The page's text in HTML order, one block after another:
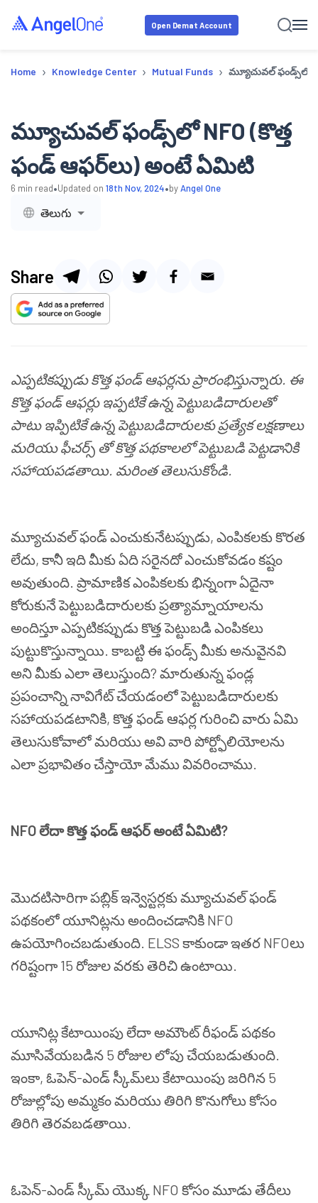
Open Demat Account
Home › Knowledge Center › Mutual Funds › మ్యూచువల్ ఫండ్స్‌లో
మ్యూచువల్ ఫండ్స్‌లో NFO (కొత్త
ఫండ్ ఆఫర్‌లు) అంటే ఏమిటి
6 min read•Updated on 18th Nov, 2024•byAngel One
తెలుగు
Share
ఎప్పటికప్పుడు కొత్త ఫండ్ ఆఫర్లను ప్రారంభిస్తున్నారు. ఈ
కొత్త ఫండ్ ఆఫర్లు ఇప్పటికే ఉన్న పెట్టుబడిదారులతో
పాటు ఇప్పిటికే ఉన్న పెట్టుబడిదారులకు ప్రత్యేకలక్షణాలు
మరియు ఫీచర్స్ తోకొత్త పథకాలలోపెట్టుబడి పెట్టడానికి
సహాయపడతాయి. మరింత తెలుసుకోండి.
మ్యూచువల్ఫండ్ ఎంచుకునేటప్పుడు, ఎంపికలకుకొరత
లేదు, కానీఇదిమీకుఏదిసరైనదోఎంచుకోవడంకష్టం
అవుతుంది. ప్రామాణికఎంపికలకుభిన్నంగాఏదైనా
కోరుకునేపెట్టుబడిదారులకుప్రత్యామ్నాయాలను
అందిస్తూఎప్పటికప్పుడుకొత్త పెట్టుబడి ఎంపికలు
పుట్టుకొస్తున్నాయి. కాబట్టిఈఫండ్స్మీకుఅనువైనవి
అనిమీకుఎలాతెలుస్తుంది? మారుతున్నఫండ్ల
ప్రపంచాన్నినావిగేట్చేయడంలోపెట్టుబడిదారులకు
సహాయపడటానికి, కొత్త ఫండ్ ఆఫర్లగురించివారుఏమి
తెలుసుకోవాలోమరియుఅవివారి పోర్ట్ఫోలియోలను
ఎలాప్రభావితంచేస్తాయోమేమువివరించాము.
NFOలేదాకొత్తఫండ్ఆఫర్అంటేఏమిటి?
మొదటిసారిగాపబ్లిక్ఇన్వెస్టర్లకుమ్యూచువల్ఫండ్
పథకంలోయూనిట్లనుఅందించడానికి NFO
ఉపయోగించబడుతుంది. ELSS కాకుండాఇతర NFOలు
గరిష్టంగా 15 రోజులవరకుతెరిచిఉంటాయి.
యూనిట్లకేటాయింపులేదాఅమౌంట్రీఫండ్ పథకం
మూసివేయబడిన 5 రోజులలోపుచేయబడుతుంది.
ఇంకా, ఓపెన్-ఎండ్ స్కీమ్లుకేటాయింపుజరిగిన 5
రోజుల్లోపుఅమ్మకంమరియుతిరిగి కొనుగోలుకోసం
తిరిగి తెరవబడతాయి.
ఓపెన్-ఎండ్ స్కీమ్యొక్క NFO కోసంమూడుతేదీలు